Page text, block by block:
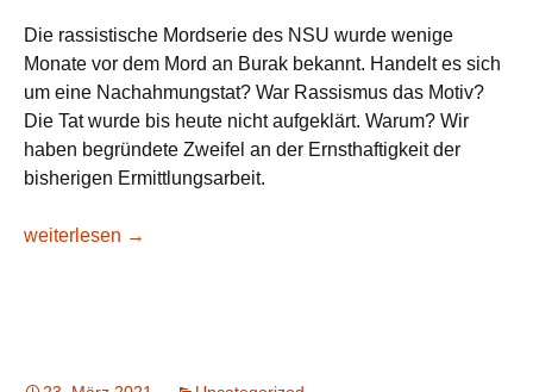
Die rassistische Mordserie des NSU wurde wenige
Monate vor dem Mord an Burak bekannt. Handelt es sich
um eine Nachahmungstat? War Rassismus das Motiv?
Die Tat wurde bis heute nicht aufgeklärt. Warum? Wir
haben begründete Zweifel an der Ernsthaftigkeit der
bisherigen Ermittlungsarbeit.
Gedenkdemo und Kundgebung am 9. Todestag von Burak
weiterlesen →